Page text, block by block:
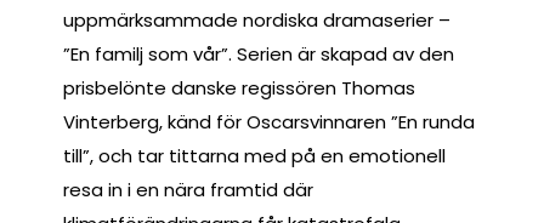
uppmärksammade nordiska dramaserier –
”En familj som vår”. Serien är skapad av den
prisbelönte danske regissören Thomas
Vinterberg, känd för Oscarsvinnaren ”En runda
till”, och tar tittarna med på en emotionell
resa in i en nära framtid där